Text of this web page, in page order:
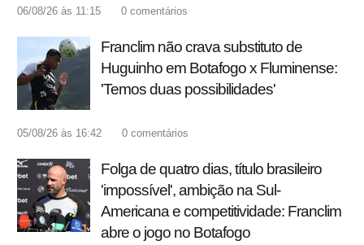
06/08/26 às 11:15 0 comentários
Franclim não crava substituto de
Huguinho em Botafogo x Fluminense:
'Temos duas possibilidades'
05/08/26 às 16:42 0 comentários
Folga de quatro dias, título brasileiro
'impossível', ambição na Sul-
Americana e competitividade: Franclim
abre o jogo no Botafogo